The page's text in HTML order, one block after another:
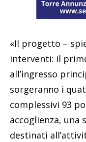
«Il progetto –
interventi: il
all’ingresso
sorgeranno i
complessivi 93
accoglienza, una
destinati